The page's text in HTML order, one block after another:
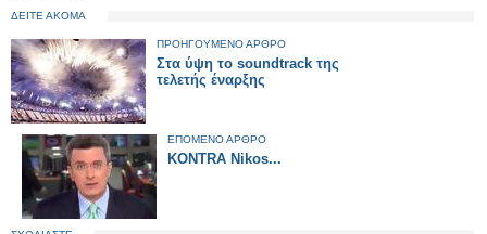
ΔΕΙΤΕ ΑΚΟΜΑ
ΠΡΟΗΓΟΥΜΕΝΟ ΑΡΘΡΟ
Στα ύψη το soundtrack της
τελετής έναρξης
ΕΠΟΜΕΝΟ ΑΡΘΡΟ
KONTRA Nikos...